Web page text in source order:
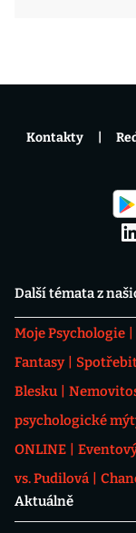
Další témata z
Moje Psychologie
Fantasy
Blesku
psychologické
ONLINE
vs. Pudilová
Aktuálně
Kontakty